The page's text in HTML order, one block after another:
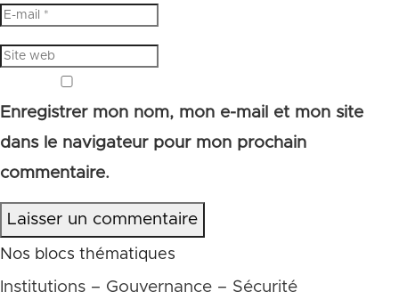
Enregistrer mon nom, mon e-mail et mon site
dans le navigateur pour mon prochain
commentaire.
Laisser un commentaire
Nos blocs thématiques
Institutions – Gouvernance – Sécurité